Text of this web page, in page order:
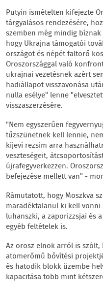
Putyin ismételten kifejezte
tárgyalásos rendezésére,
szemben még mindig
hogy Ukrajna támogatói
országot és népét faltörő
Oroszországgal való
ukrajnai vezetésnek azért
hadiállapot visszavonása
nulla esélye" lenne
visszaszerzésére.
"Nem egyszerűen
tűzszünetnek kell lennie,
kijevi rezsim arra
veszteségeit,
újrafegyverkezzen.
befejezése mellett van" -
Rámutatott, hogy Moszkva
maradéktalanul ki kell
luhanszki, a zaporizzsjai és
egyéb feltételek is.
Az orosz elnök arról is
atomerőmű bővítési
és hatodik blokk üzembe
kapacitása több mint